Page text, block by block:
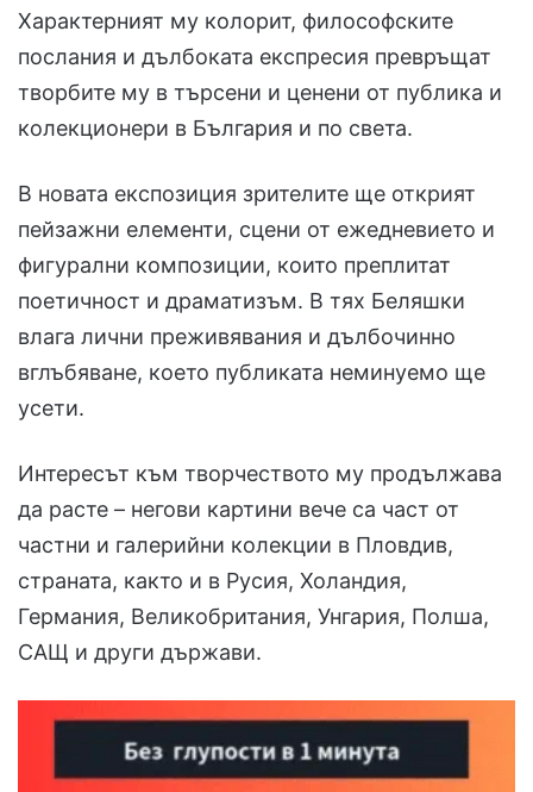
Характерният му колорит, философските
послания и дълбоката експресия превръщат
творбите му в търсени и ценени от публика и
колекционери в България и по света.
В новата експозиция зрителите ще открият
пейзажни елементи, сцени от ежедневието и
фигурални композиции, които преплитат
поетичност и драматизъм. В тях Беляшки
влага лични преживявания и дълбочинно
вглъбяване, което публиката неминуемо ще
усети.
Интересът към творчеството му продължава
да расте – негови картини вече са част от
частни и галерийни колекции в Пловдив,
страната, както и в Русия, Холандия,
Германия, Великобритания, Унгария, Полша,
САЩ и други държави.